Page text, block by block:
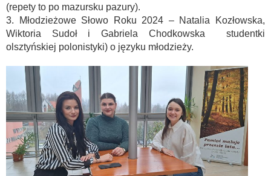
(repety to po mazursku pazury).
3. Młodzieżowe Słowo Roku 2024 – Natalia Kozłowska,
Wiktoria Sudoł i Gabriela Chodkowska studentki
olsztyńskiej polonistyki) o języku młodzieży.